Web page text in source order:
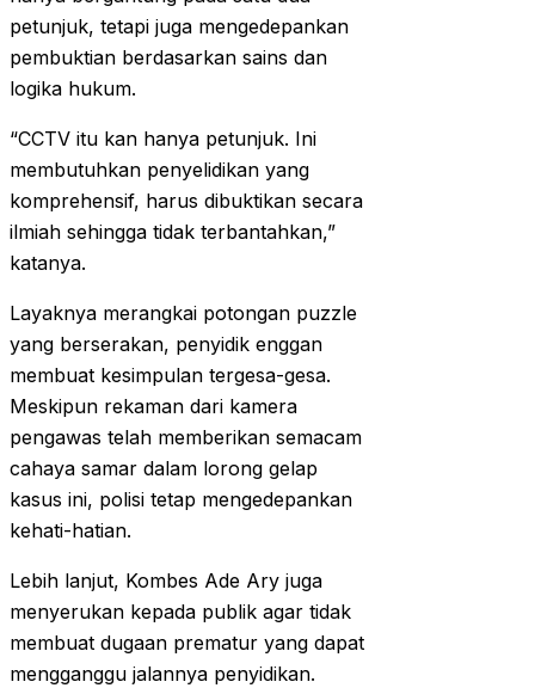
petunjuk, tetapi juga mengedepankan
pembuktian berdasarkan sains dan
logika hukum.
“CCTV itu kan hanya petunjuk. Ini
membutuhkan penyelidikan yang
komprehensif, harus dibuktikan secara
ilmiah sehingga tidak terbantahkan,”
katanya.
Layaknya merangkai potongan puzzle
yang berserakan, penyidik enggan
membuat kesimpulan tergesa-gesa.
Meskipun rekaman dari kamera
pengawas telah memberikan semacam
cahaya samar dalam lorong gelap
kasus ini, polisi tetap mengedepankan
kehati-hatian.
Lebih lanjut, Kombes Ade Ary juga
menyerukan kepada publik agar tidak
membuat dugaan prematur yang dapat
mengganggu jalannya penyidikan.